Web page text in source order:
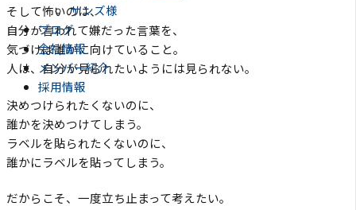
サンズ様
ブログ
会社情報
メンバー紹介
採用情報
そして怖いのは、
自分が言われて嫌だった言葉を、
気づけば誰かに向けていること。
人は、自分が見られたいようには見られない。
決めつけられたくないのに、
誰かを決めつけてしまう。
ラベルを貼られたくないのに、
誰かにラベルを貼ってしまう。
だからこそ、一度立ち止まって考えたい。